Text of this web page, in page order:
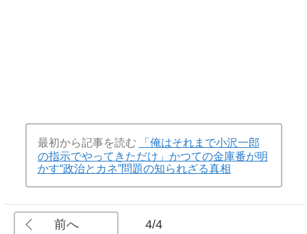
最初から記事を読む
「俺はそれまで小沢一郎
の指示でやってきただけ」かつての金庫番が明
かす“政治とカネ”問題の知られざる真相
前へ 4/4